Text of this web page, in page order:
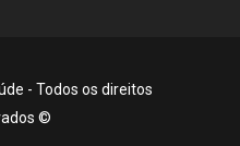
- Todos os direitos
©